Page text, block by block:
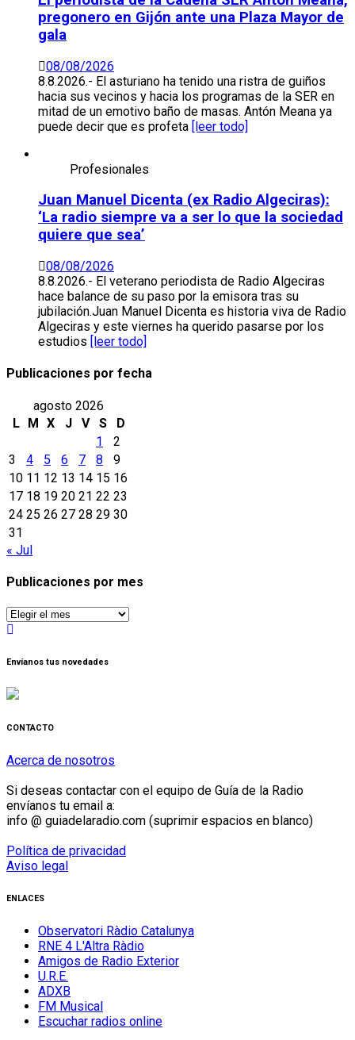
pregonero en Gijón ante una Plaza Mayor de
gala
08/08/2026
8.8.2026.- El asturiano ha tenido una ristra de guiños
hacia sus vecinos y hacia los programas de la SER en
mitad de un emotivo baño de masas. Antón Meana ya
puede decir que es profeta [leer todo]
Profesionales
Juan Manuel Dicenta (ex Radio Algeciras):
‘La radio siempre va a ser lo que la sociedad
quiere que sea’
08/08/2026
8.8.2026.- El veterano periodista de Radio Algeciras
hace balance de su paso por la emisora tras su
jubilación.Juan Manuel Dicenta es historia viva de Radio
Algeciras y este viernes ha querido pasarse por los
estudios [leer todo]
Publicaciones por fecha
agosto 2026
L
M X J V S
D
1
2
3
4 5 6 7 8
9
10 11 12 13 14 15 16
17 18 19 20 21 22 23
24 25 26 27 28 29 30
31
« Jul
Publicaciones por mes
Publicaciones
por
Envíanos tus novedades
CONTACTO
Acerca de nosotros
Si deseas contactar con el equipo de Guía de la Radio
envíanos tu email a:
info @ guiadelaradio.com (suprimir espacios en blanco)
Política de privacidad
Aviso legal
ENLACES
Observatori Ràdio Catalunya
RNE 4 L'Altra Ràdio
Amigos de Radio Exterior
U.R.E.
ADXB
FM Musical
Escuchar radios online